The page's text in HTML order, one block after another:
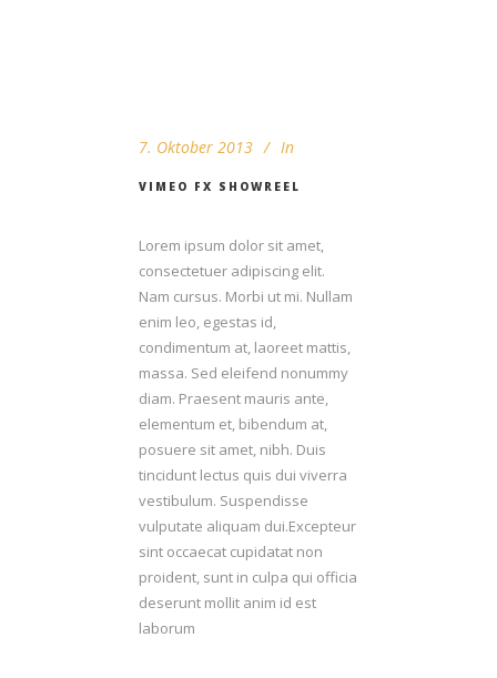
7. Oktober 2013 In
VIMEO FX SHOWREEL
Lorem ipsum dolor sit amet,
consectetuer adipiscing elit.
Nam cursus. Morbi ut mi. Nullam
enim leo, egestas id,
condimentum at, laoreet mattis,
massa. Sed eleifend nonummy
diam. Praesent mauris ante,
elementum et, bibendum at,
posuere sit amet, nibh. Duis
tincidunt lectus quis dui viverra
vestibulum. Suspendisse
vulputate aliquam dui.Excepteur
sint occaecat cupidatat non
proident, sunt in culpa qui officia
deserunt mollit anim id est
laborum